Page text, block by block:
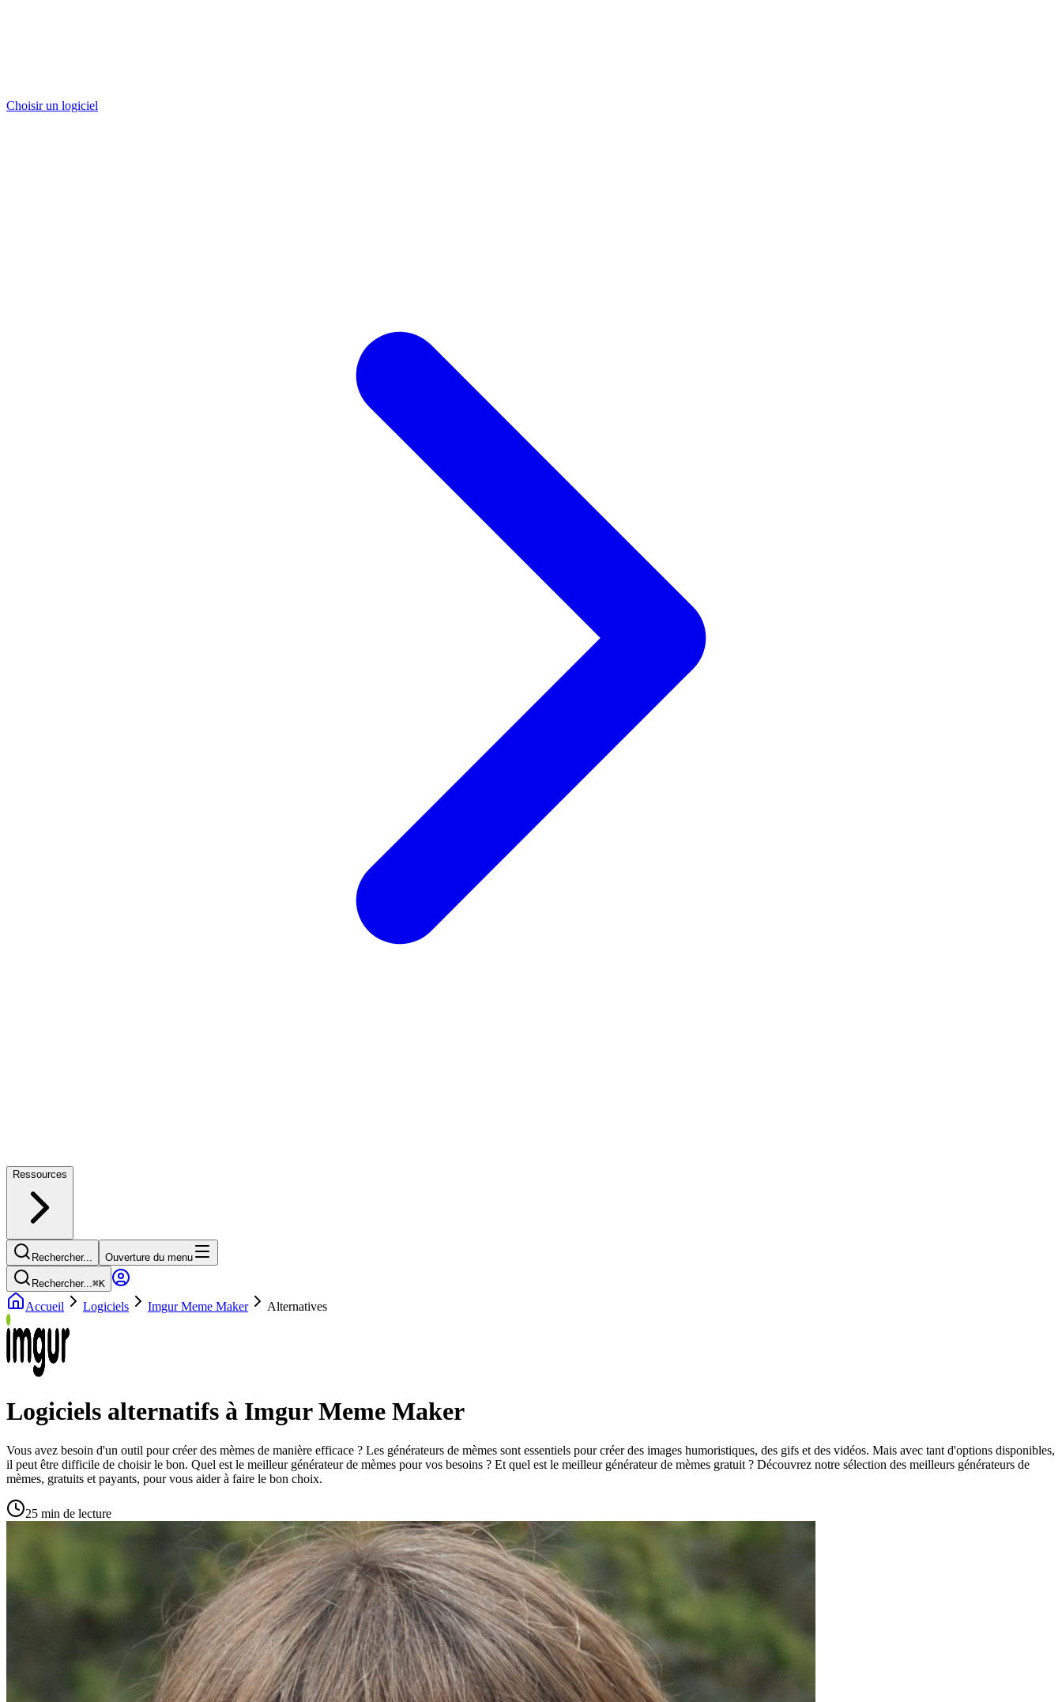
Choisir un logiciel
Ressources
Rechercher... Ouverture du menu
Rechercher...⌘K
Accueil Logiciels Imgur Meme Maker Alternatives
Logiciels alternatifs à Imgur Meme Maker
Vous avez besoin d'un outil pour créer des mèmes de manière efficace ? Les générateurs de mèmes sont essentiels pour créer des images humoristiques, des gifs et des vidéos. Mais avec tant d'options disponibles,
il peut être difficile de choisir le bon. Quel est le meilleur générateur de mèmes pour vos besoins ? Et quel est le meilleur générateur de mèmes gratuit ? Découvrez notre sélection des meilleurs générateurs de
mèmes, gratuits et payants, pour vous aider à faire le bon choix.
25 min de lecture